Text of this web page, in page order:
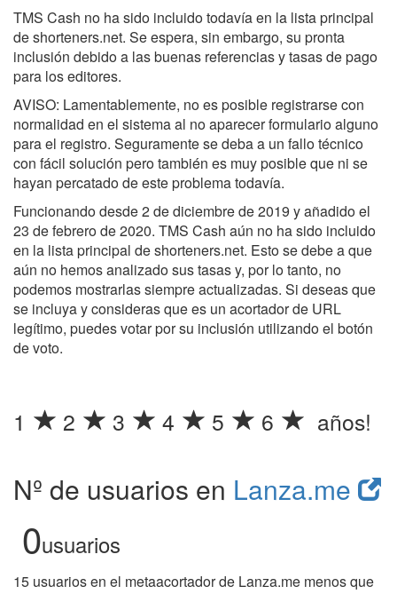
TMS Cash no ha sido incluido todavía en la lista principal
de shorteners.net. Se espera, sin embargo, su pronta
inclusión debido a las buenas referencias y tasas de pago
para los editores.
AVISO: Lamentablemente, no es posible registrarse con
normalidad en el sistema al no aparecer formulario alguno
para el registro. Seguramente se deba a un fallo técnico
con fácil solución pero también es muy posible que ni se
hayan percatado de este problema todavía.
Funcionando desde 2 de diciembre de 2019 y añadido el
23 de febrero de 2020. TMS Cash aún no ha sido incluido
en la lista principal de shorteners.net. Esto se debe a que
aún no hemos analizado sus tasas y, por lo tanto, no
podemos mostrarlas siempre actualizadas. Si deseas que
se incluya y consideras que es un acortador de URL
legítimo, puedes votar por su inclusión utilizando el botón
de voto.
1 2 3 4 5 6 años!
Nº de usuarios en Lanza.me
0usuarios
15 usuarios en el metaacortador de Lanza.me menos que